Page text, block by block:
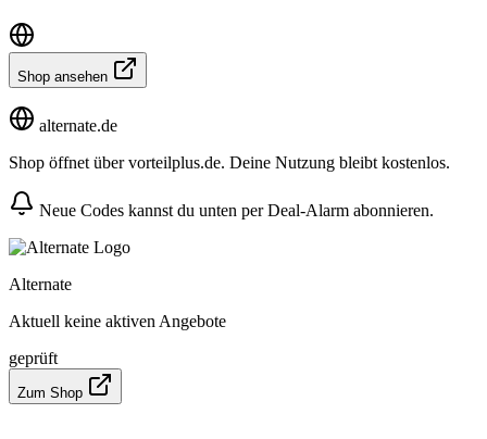
Shop ansehen
alternate.de
Shop öffnet über vorteilplus.de. Deine Nutzung bleibt kostenlos.
Neue Codes kannst du unten per Deal-Alarm abonnieren.
Alternate
Aktuell keine aktiven Angebote
geprüft
Zum Shop